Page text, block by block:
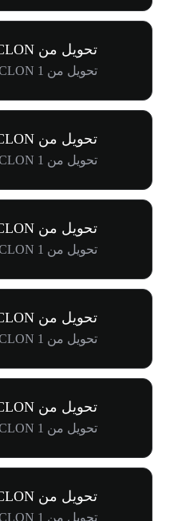
تحويل من ORCLON إلى AUD
تحويل من 1 ORCLON إلى $204.20
تحويل من ORCLON إلى IDR
تحويل من 1 ORCLON إلى Rp2.56M
تحويل من ORCLON إلى EUR
تحويل من 1 ORCLON إلى €124.48
تحويل من ORCLON إلى CAD
تحويل من 1 ORCLON إلى C$201.07
تحويل من ORCLON إلى JPY
تحويل من 1 ORCLON إلى 円22.71K
تحويل من ORCLON إلى GBP
تحويل من 1 ORCLON إلى £106.62